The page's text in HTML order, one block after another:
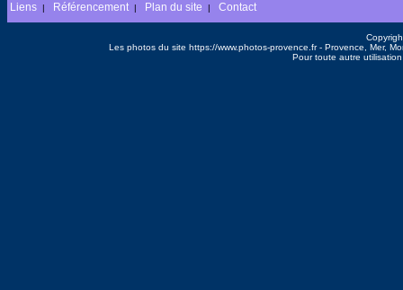
Liens | Référencement | Plan du site | Contact
Les photos du site https://www.photos-provence.fr - Provence, Mer,
Pour toute autre